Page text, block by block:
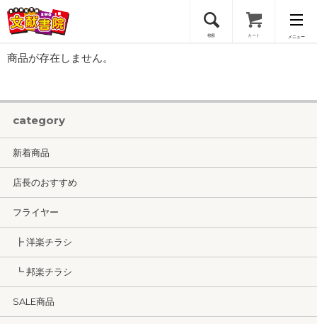
検索 カート メニュー
会員登録
ログイン
商品が存在しません。
category
新着商品
店長のおすすめ
フライヤー
┣ 洋楽チラシ
┗ 邦楽チラシ
SALE商品